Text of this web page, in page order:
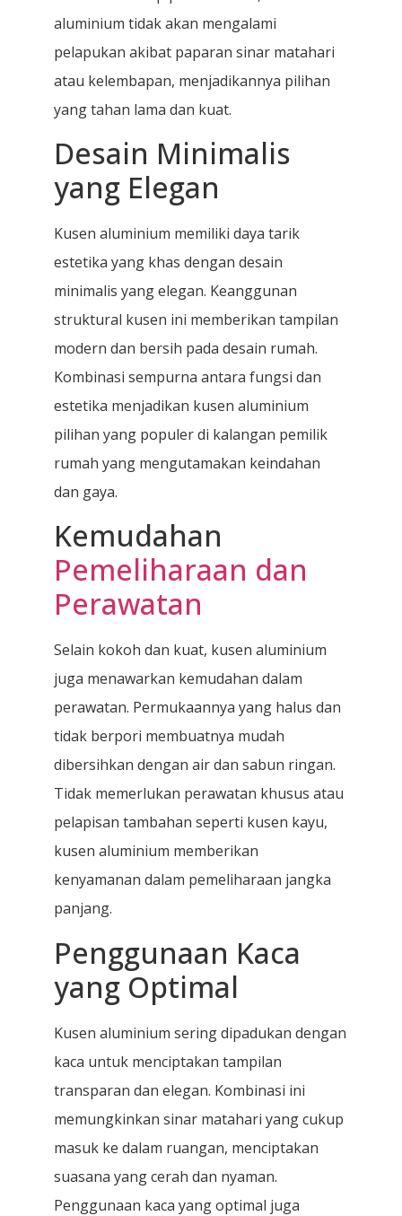
aluminium tidak akan mengalami
pelapukan akibat paparan sinar matahari
atau kelembapan, menjadikannya pilihan
yang tahan lama dan kuat.
Desain Minimalis
yang Elegan
Kusen aluminium memiliki daya tarik
estetika yang khas dengan desain
minimalis yang elegan. Keanggunan
struktural kusen ini memberikan tampilan
modern dan bersih pada desain rumah.
Kombinasi sempurna antara fungsi dan
estetika menjadikan kusen aluminium
pilihan yang populer di kalangan pemilik
rumah yang mengutamakan keindahan
dan gaya.
Kemudahan
Pemeliharaan dan
Perawatan
Selain kokoh dan kuat, kusen aluminium
juga menawarkan kemudahan dalam
perawatan. Permukaannya yang halus dan
tidak berpori membuatnya mudah
dibersihkan dengan air dan sabun ringan.
Tidak memerlukan perawatan khusus atau
pelapisan tambahan seperti kusen kayu,
kusen aluminium memberikan
kenyamanan dalam pemeliharaan jangka
panjang.
Penggunaan Kaca
yang Optimal
Kusen aluminium sering dipadukan dengan
kaca untuk menciptakan tampilan
transparan dan elegan. Kombinasi ini
memungkinkan sinar matahari yang cukup
masuk ke dalam ruangan, menciptakan
suasana yang cerah dan nyaman.
Penggunaan kaca yang optimal juga